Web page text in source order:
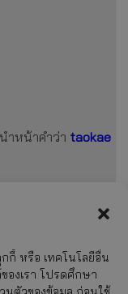
กี้ หรือ เทคโนโลยีอื่น
องเรา โปรดศึกษา
นำหน้าคำว่า taokae